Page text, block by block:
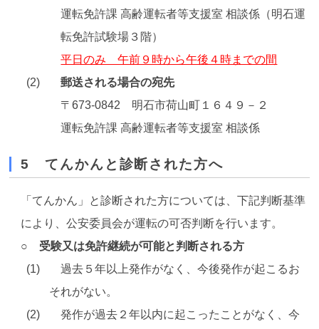
運転免許課 高齢運転者等支援室 相談係（明石運
転免許試験場３階）
平日のみ 午前９時から午後４時までの間
郵送される場合の宛先
〒673-0842 明石市荷山町１６４９－２
運転免許課 高齢運転者等支援室 相談係
5 てんかんと診断された方へ
「てんかん」と診断された方については、下記判断基準
により、公安委員会が運転の可否判断を行います。
○ 受験又は免許継続が可能と判断される方
過去５年以上発作がなく、今後発作が起こるお
それがない。
発作が過去２年以内に起こったことがなく、今